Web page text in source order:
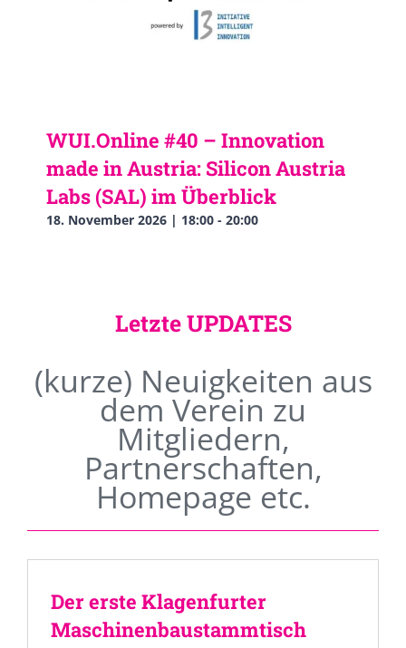
WUI.Online #40 – Innovation
made in Austria: Silicon Austria
Labs (SAL) im Überblick
18. November 2026 | 18:00 - 20:00
Letzte UPDATES
(kurze) Neuigkeiten aus
dem Verein zu
Mitgliedern,
Partnerschaften,
Homepage etc.
Der erste Klagenfurter
Maschinenbaustammtisch